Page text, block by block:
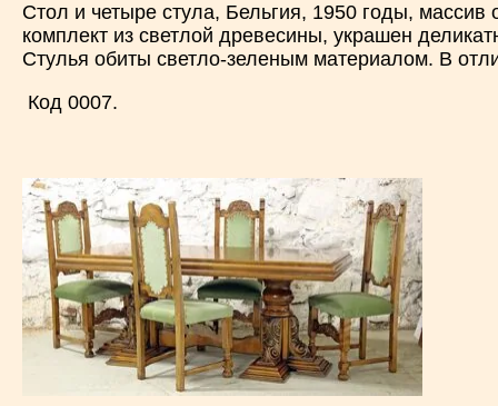
Стол и четыре стула, Бельгия, 1950 годы, массив
комплект из светлой древесины, украшен
Стулья обиты светло-зеленым материалом. В
Код 0007.